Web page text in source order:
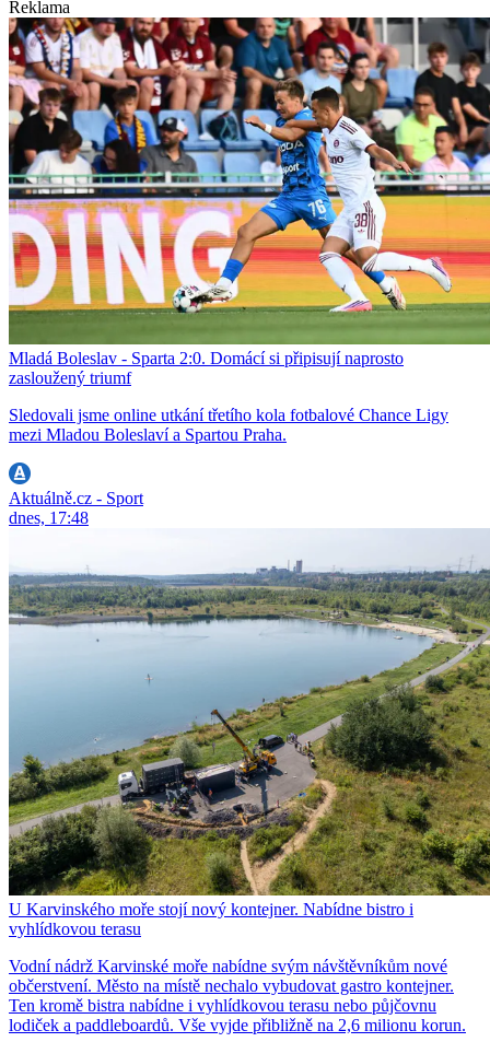
Reklama
Mladá Boleslav - Sparta 2:0. Domácí si připisují naprosto
zasloužený triumf
Sledovali jsme online utkání třetího kola fotbalové Chance Ligy
mezi Mladou Boleslaví a Spartou Praha.
Aktuálně.cz - Sport
dnes, 17:48
U Karvinského moře stojí nový kontejner. Nabídne bistro i
vyhlídkovou terasu
Vodní nádrž Karvinské moře nabídne svým návštěvníkům nové
občerstvení. Město na místě nechalo vybudovat gastro kontejner.
Ten kromě bistra nabídne i vyhlídkovou terasu nebo půjčovnu
lodiček a paddleboardů. Vše vyjde přibližně na 2,6 milionu korun.